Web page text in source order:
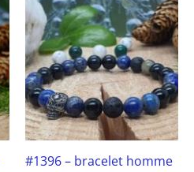
#1396 – bracelet homme